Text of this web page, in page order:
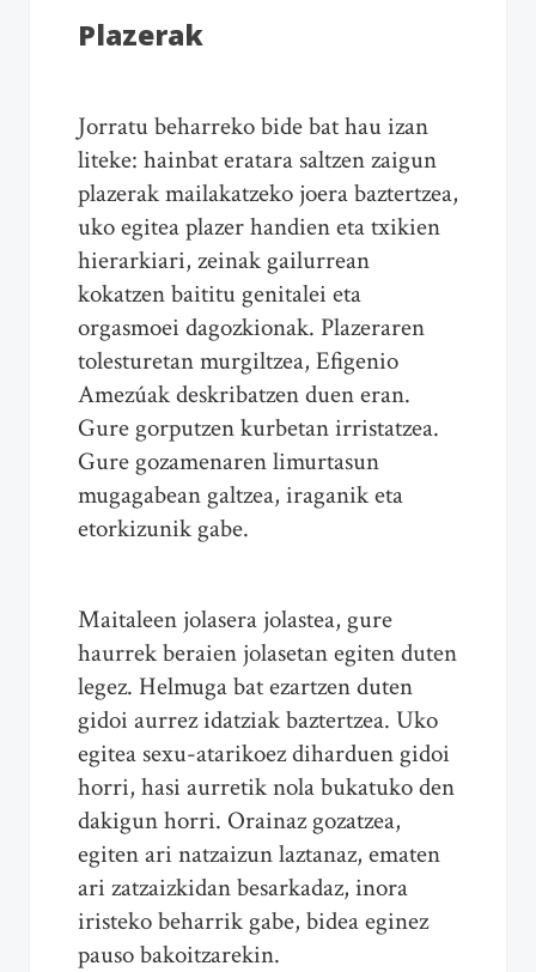
Plazerak
Jorratu beharreko bide bat hau izan
liteke: hainbat eratara saltzen zaigun
plazerak mailakatzeko joera baztertzea,
uko egitea plazer handien eta txikien
hierarkiari, zeinak gailurrean
kokatzen baititu genitalei eta
orgasmoei dagozkionak. Plazeraren
tolesturetan murgiltzea, Efigenio
Amezúak deskribatzen duen eran.
Gure gorputzen kurbetan irristatzea.
Gure gozamenaren limurtasun
mugagabean galtzea, iraganik eta
etorkizunik gabe.
Maitaleen jolasera jolastea, gure
haurrek beraien jolasetan egiten duten
legez. Helmuga bat ezartzen duten
gidoi aurrez idatziak baztertzea. Uko
egitea sexu-atarikoez diharduen gidoi
horri, hasi aurretik nola bukatuko den
dakigun horri. Orainaz gozatzea,
egiten ari natzaizun laztanaz, ematen
ari zatzaizkidan besarkadaz, inora
iristeko beharrik gabe, bidea eginez
pauso bakoitzarekin.